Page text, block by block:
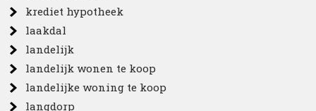
krediet hypotheek
laakdal
landelijk
landelijk wonen te koop
landelijke woning te koop
langdorp